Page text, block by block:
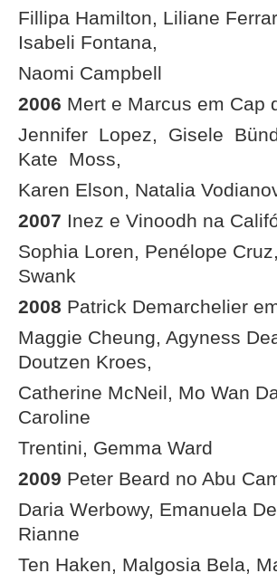
Fillipa Hamilton, Liliane
Isabeli Fontana,
Naomi Campbell
2006 Mert e Marcus em Cap
Jennifer Lopez, Gisele
Kate Moss,
Karen Elson, Natalia
2007 Inez e Vinoodh na
Sophia Loren, Penélope
Swank
2008 Patrick Demarchelier
Maggie Cheung, Agyness
Doutzen Kroes,
Catherine McNeil, Mo Wan
Caroline
Trentini, Gemma Ward
2009 Peter Beard no Abu
Daria Werbowy, Emanuela
Rianne
Ten Haken, Malgosia Bela,